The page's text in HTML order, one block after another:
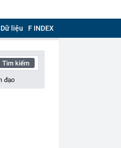
Dữ liệu F INDEX
đạo